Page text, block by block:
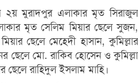
২য় মুরাদপুর এলাকার মৃত সিরাজুল
মৃত সেলিম মিয়ার ছেলে সুজন,
ছেলে মেহেদী হাসান, কুমিল্লার
ছেলে মো. রাকিব হোসেন ও কুমিল্লা
ছেলে রাহিদুল ইসলাম মাহি।